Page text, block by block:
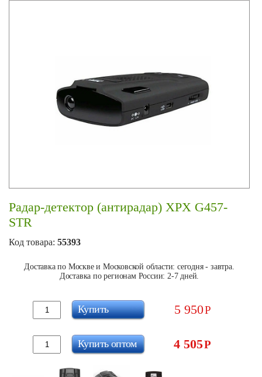
Радар-детектор (антирадар) XPX G457-
STR
Код товара: 55393
Доставка по Москве и Московской области: сегодня - завтра.
Доставка по регионам России: 2-7 дней.
5 950Р
Купить
4 505Р
Купить оптом